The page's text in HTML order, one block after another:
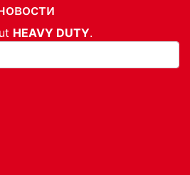
HEAVY DUTY.